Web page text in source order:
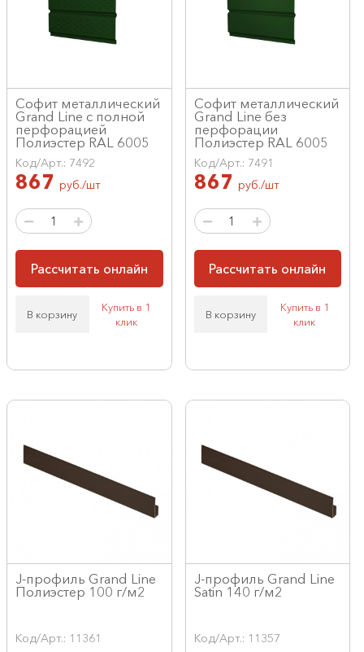
Софит металлический
Grand Line с полной
перфорацией
Полиэстер RAL 6005
Код/Арт.: 7492
867 руб./шт
Рассчитать онлайн
В корзину
Купить в 1
клик
Софит металлический
Grand Line без
перфорации
Полиэстер RAL 6005
Код/Арт.: 7491
867 руб./шт
Рассчитать онлайн
В корзину
Купить в 1
клик
J-профиль Grand Line
Полиэстер 100 г/м2
Код/Арт.: 11361
J-профиль Grand Line
Satin 140 г/м2
Код/Арт.: 11357